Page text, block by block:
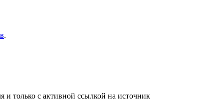
.
и только с активной ссылкой на источник